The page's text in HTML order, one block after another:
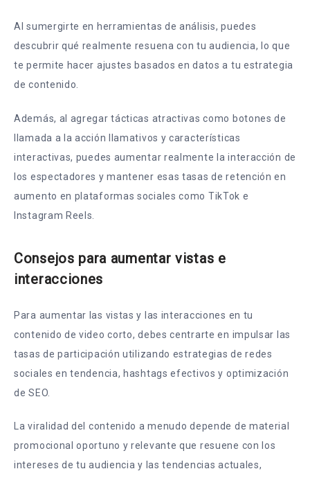
Al sumergirte en herramientas de análisis, puedes
descubrir qué realmente resuena con tu audiencia, lo que
te permite hacer ajustes basados en datos a tu estrategia
de contenido.
Además, al agregar tácticas atractivas como botones de
llamada a la acción llamativos y características
interactivas, puedes aumentar realmente la interacción de
los espectadores y mantener esas tasas de retención en
aumento en plataformas sociales como TikTok e
Instagram Reels.
Consejos para aumentar vistas e
interacciones
Para aumentar las vistas y las interacciones en tu
contenido de video corto, debes centrarte en impulsar las
tasas de participación utilizando estrategias de redes
sociales en tendencia, hashtags efectivos y optimización
de SEO.
La viralidad del contenido a menudo depende de material
promocional oportuno y relevante que resuene con los
intereses de tu audiencia y las tendencias actuales,